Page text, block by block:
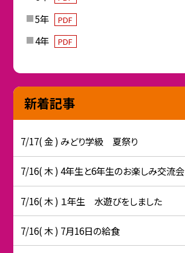
5年 PDF
4年 PDF
新着記事
7/17( 金 ) みどり学級 夏祭り
7/16( 木 ) 4年生と6年生のお楽しみ交流会
7/16( 木 ) １年生 水遊びをしました
7/16( 木 ) 7月16日の給食